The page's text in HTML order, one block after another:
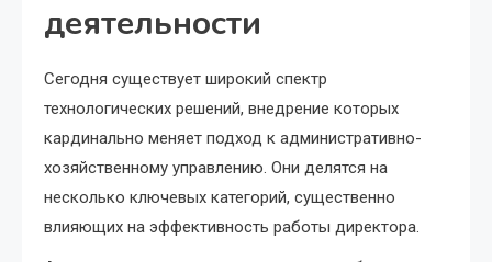
деятельности
Сегодня существует широкий спектр
технологических решений, внедрение которых
кардинально меняет подход к административно-
хозяйственному управлению. Они делятся на
несколько ключевых категорий, существенно
влияющих на эффективность работы директора.